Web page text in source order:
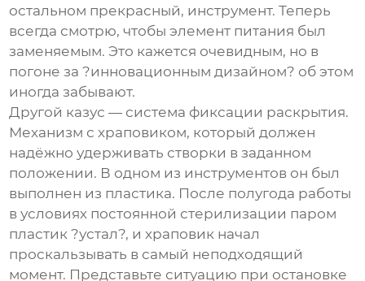
остальном прекрасный, инструмент. Теперь
всегда смотрю, чтобы элемент питания был
заменяемым. Это кажется очевидным, но в
погоне за ?инновационным дизайном? об этом
иногда забывают.
Другой казус — система фиксации раскрытия.
Механизм с храповиком, который должен
надёжно удерживать створки в заданном
положении. В одном из инструментов он был
выполнен из пластика. После полугода работы
в условиях постоянной стерилизации паром
пластик ?устал?, и храповик начал
проскальзывать в самый неподходящий
момент. Представьте ситуацию при остановке